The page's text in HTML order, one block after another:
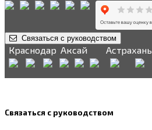
Связаться с руководством
Краснодар Аксай Астрахань
Связаться с руководством